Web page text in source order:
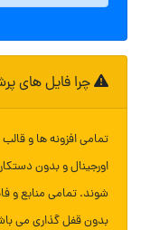
چرا فایل های
تمامی افزونه ها و
اورجینال و بدون
شوند. تمامی منابع و
بدون قفل گذاری می